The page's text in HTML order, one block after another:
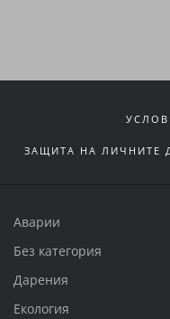
ЗАЩИТА НА ЛИЧНИТЕ
Аварии
Без категория
Дарения
Екология